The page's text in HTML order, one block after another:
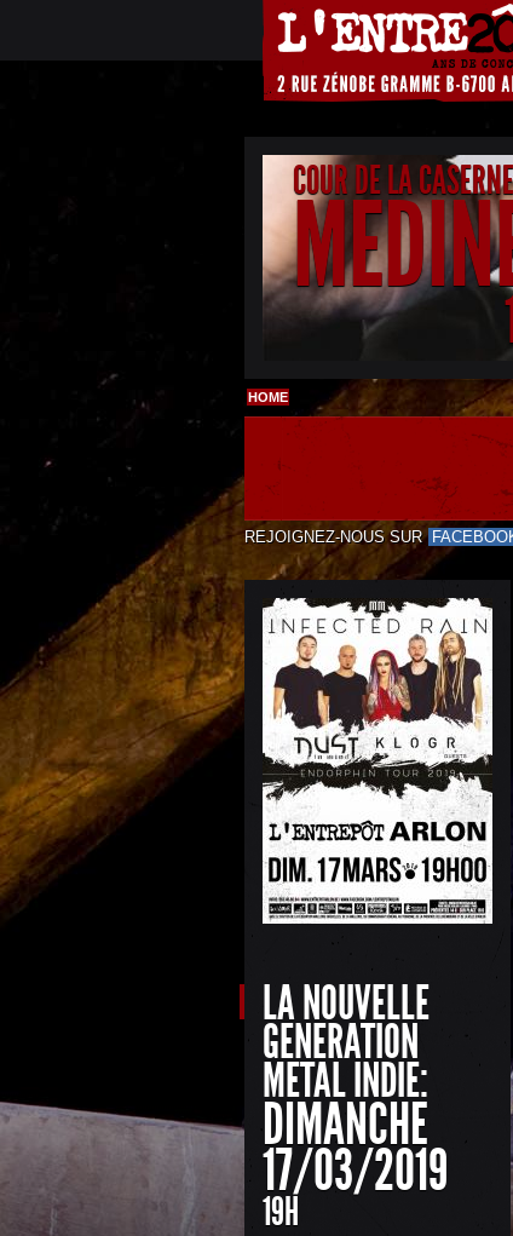
COUR DE LA
HOME
REJOIGNEZ-NOUS SUR
LA NOUVELLE
GENERATION
METAL INDIE:
DIMANCHE
17/03/2019
19H